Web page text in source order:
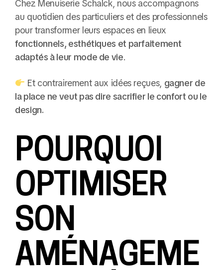
Chez Menuiserie Schalck, nous accompagnons
au quotidien des particuliers et des professionnels
pour transformer leurs espaces en lieux
fonctionnels, esthétiques et parfaitement
adaptés à leur mode de vie.
Et contrairement aux idées reçues, gagner de
la place ne veut pas dire sacrifier le confort ou le
design.
POURQUOI
OPTIMISER
SON
AMÉNAGEME